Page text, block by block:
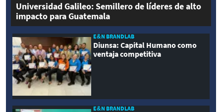
Universidad Galileo: Semillero de líderes de alto
impacto para Guatemala
E&N BRANDLAB
Diunsa: Capital Humano como
ventaja competitiva
E&N BRANDLAB